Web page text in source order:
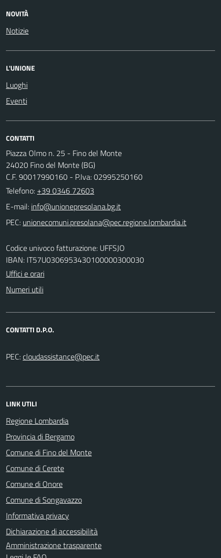
NOVITÀ
Notizie
L'UNIONE
Luoghi
Eventi
CONTATTI
Piazza Olmo n. 25 - Fino del Monte
24020 Fino del Monte (BG)
C.F. 90017990160 - P.Iva: 02995250160
Telefono: +39 0346 72603
E-mail:
PEC:
Codice univoco fatturazione: UFFSJO
IBAN: IT57U0306953430100000300030
Uffici e orari
Numeri utili
CONTATTI D.P.O.
PEC:
LINK UTILI
Regione Lombardia
Provincia di Bergamo
Comune di Fino del Monte
Comune di Cerete
Comune di Onore
Comune di Songavazzo
Informativa privacy
Dichiarazione di accessibilità
Amministrazione trasparente